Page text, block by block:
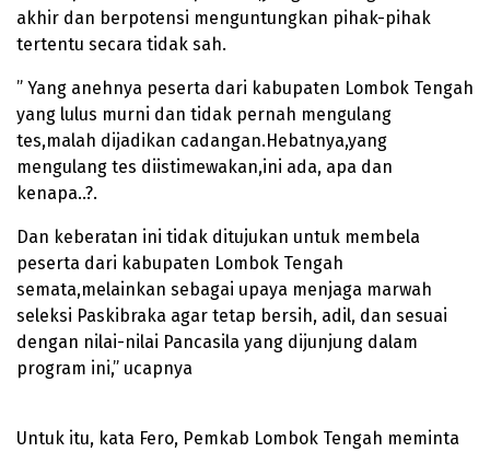
akhir dan berpotensi menguntungkan pihak-pihak
tertentu secara tidak sah.
” Yang anehnya peserta dari kabupaten Lombok Tengah
yang lulus murni dan tidak pernah mengulang
tes,malah dijadikan cadangan.Hebatnya,yang
mengulang tes diistimewakan,ini ada, apa dan
kenapa..?.
Dan keberatan ini tidak ditujukan untuk membela
peserta dari kabupaten Lombok Tengah
semata,melainkan sebagai upaya menjaga marwah
seleksi Paskibraka agar tetap bersih, adil, dan sesuai
dengan nilai-nilai Pancasila yang dijunjung dalam
program ini,” ucapnya
Untuk itu, kata Fero, Pemkab Lombok Tengah meminta